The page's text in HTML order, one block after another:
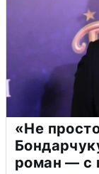
«Не
роман — с